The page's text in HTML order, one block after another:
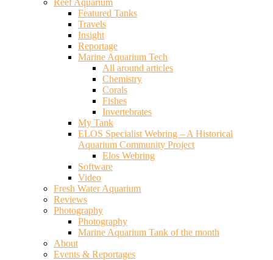
Reef Aquarium
Featured Tanks
Travels
Insight
Reportage
Marine Aquarium Tech
All around articles
Chemistry
Corals
Fishes
Invertebrates
My Tank
ELOS Specialist Webring – A Historical
Aquarium Community Project
Elos Webring
Software
Video
Fresh Water Aquarium
Reviews
Photography
Photography
Marine Aquarium Tank of the month
About
Events & Reportages